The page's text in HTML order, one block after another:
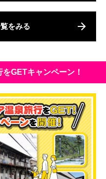
をみる
GETキャンペーン！